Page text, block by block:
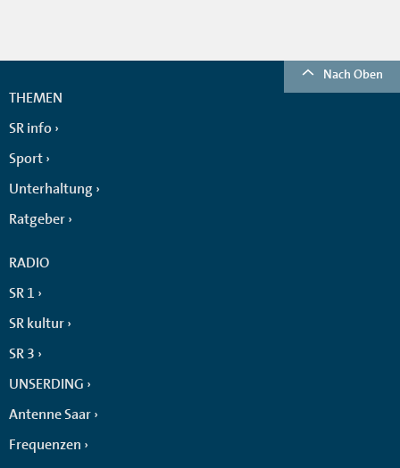
Nach Oben
THEMEN
SR info
Sport
Unterhaltung
Ratgeber
RADIO
SR 1
SR kultur
SR 3
UNSERDING
Antenne Saar
Frequenzen